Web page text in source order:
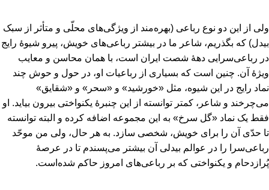
ولی از این دو نوع رباعی (بهره‌مند از ویژگی‌های محلّی و متأثر از سبک
بیدل‌) که بگذریم‌، شاعر ما در بیشتر رباعی‌های خویش‌، پیرو شیوۀ رایج
در رباعی‌سرایی دهۀ شصت ایران است‌، با همان محاسن و معایب
ویژۀ آن‌. چنین است که بسیاری از رباعیات او، در حول و حوش چند
نماد رایج در این شیوه‌، مثل «خورشید» و «سحر» و «شقایق‌»
می‌چرخند و شاعر، کمتر توانسته از این چنبرۀ یکنواختی بیرون بیاید. او
فقط یک نماد «گل سرخ‌» به این مجموعه اضافه کرده و البته توانسته
تا حدّی آن را برای خویش‌، شخصی سازد. به هر حال‌، ولی من موحّد
رباعی‌سرا را در عوالم بیدلی آن بیشتر می‌پسندم تا در عرصۀ
پُرازدحام و یکنواختی که بر رباعی‌های امروز حاکم شده‌است‌.